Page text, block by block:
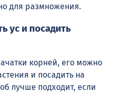
для размножения.
ус и посадить
корней, его можно
и посадить на
лучше подходит, если